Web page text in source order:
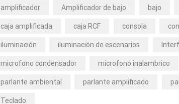
amplificador Amplificador de bajo bajo
caja amplificada caja RCF consola
iluminación iluminación de escenarios
microfono condensador microfono inalambrico
parlante ambiental parlante amplificado
Teclado